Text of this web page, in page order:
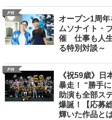
PR
オープン1周
ムソナイト・
催 仕事も人
る特別対談～
PR
《祝59歳》日
暴走！ “勝手
助演も全部ス
爆誕！【応募
輝いた作品と